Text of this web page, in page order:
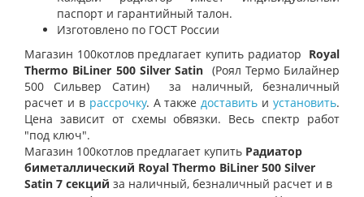
паспорт и гарантийный талон.
Изготовлено по ГОСТ России
Магазин 100котлов предлагает купить радиатор Royal
Thermo BiLiner 500 Silver Satin (Роял Термо Билайнер
500 Сильвер Сатин)
за наличный, безналичный
расчет и врассрочку. А такжедоставить и установить.
Цена зависит от схемы обвязки. Весь спектр работ
"под ключ".
Магазин 100котлов предлагает купить Радиатор
биметаллический Royal Thermo BiLiner 500 Silver
Satin 7 секций за наличный, безналичный расчет и в